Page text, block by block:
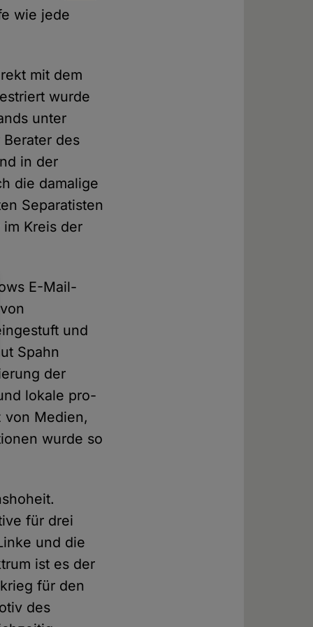
wie jede
mit dem
wurde
unter
des
in der
die damalige
Separatisten
Kreis der
E-Mail-
und
Spahn
der
lokale pro-
von Medien,
wurde so
für drei
und die
ist es der
für den
des